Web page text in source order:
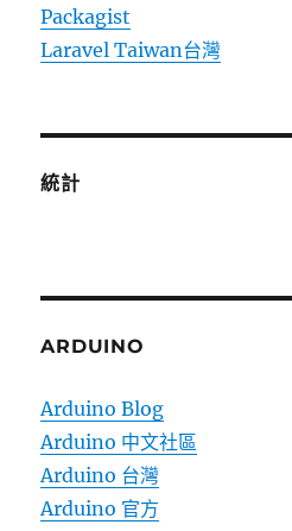
Packagist
Laravel Taiwan台灣
統計
ARDUINO
Arduino Blog
Arduino 中文社區
Arduino 台灣
Arduino 官方